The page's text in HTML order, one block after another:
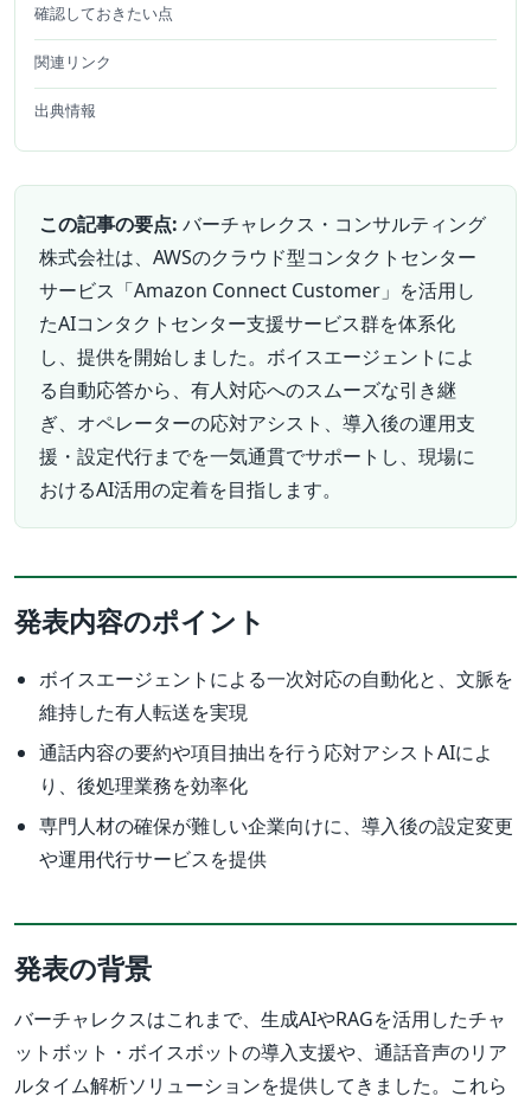
確認しておきたい点
関連リンク
出典情報
この記事の要点: バーチャレクス・コンサルティング
株式会社は、AWSのクラウド型コンタクトセンター
サービス「Amazon Connect Customer」を活用し
たAIコンタクトセンター支援サービス群を体系化
し、提供を開始しました。ボイスエージェントによ
る自動応答から、有人対応へのスムーズな引き継
ぎ、オペレーターの応対アシスト、導入後の運用支
援・設定代行までを一気通貫でサポートし、現場に
おけるAI活用の定着を目指します。
発表内容のポイント
ボイスエージェントによる一次対応の自動化と、文脈を
維持した有人転送を実現
通話内容の要約や項目抽出を行う応対アシストAIによ
り、後処理業務を効率化
専門人材の確保が難しい企業向けに、導入後の設定変更
や運用代行サービスを提供
発表の背景
バーチャレクスはこれまで、生成AIやRAGを活用したチャ
ットボット・ボイスボットの導入支援や、通話音声のリア
ルタイム解析ソリューションを提供してきました。これら